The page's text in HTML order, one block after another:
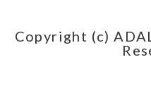
Copyright (c)